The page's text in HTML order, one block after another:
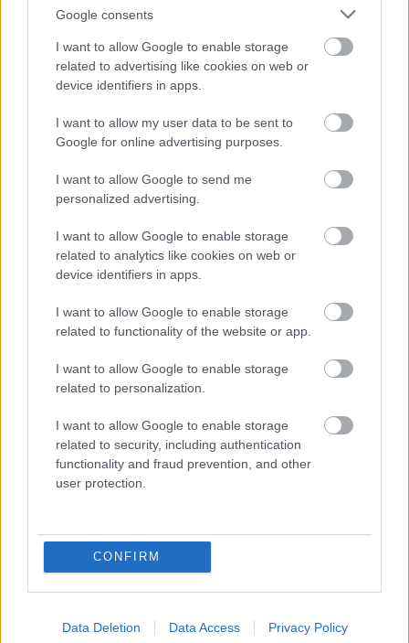
Google consents
I want to allow Google to enable storage
related to advertising like cookies on web or
device identifiers in apps.
I want to allow my user data to be sent to
Google for online advertising purposes.
I want to allow Google to send me
personalized advertising.
I want to allow Google to enable storage
related to analytics like cookies on web or
device identifiers in apps.
I want to allow Google to enable storage
related to functionality of the website or app.
I want to allow Google to enable storage
related to personalization.
I want to allow Google to enable storage
related to security, including authentication
functionality and fraud prevention, and other
user protection.
CONFIRM
Data Deletion Data Access Privacy Policy